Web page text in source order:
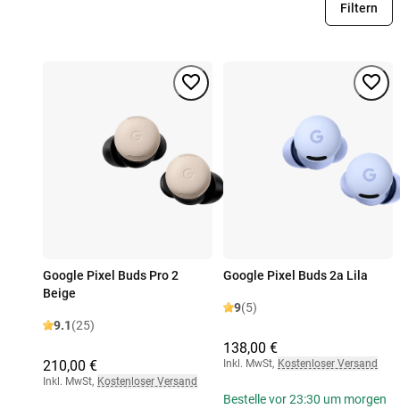
Filtern
Google Pixel Buds Pro 2
Beige
9.1(25)
210,00 €
Inkl. MwSt, Kostenloser Versand
Google Pixel Buds 2a Lila
9(5)
138,00 €
Inkl. MwSt, Kostenloser Versand
Bestelle vor 23:30 um morgen